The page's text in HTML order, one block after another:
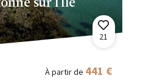
sur l'Île
21
À partir de 441 €